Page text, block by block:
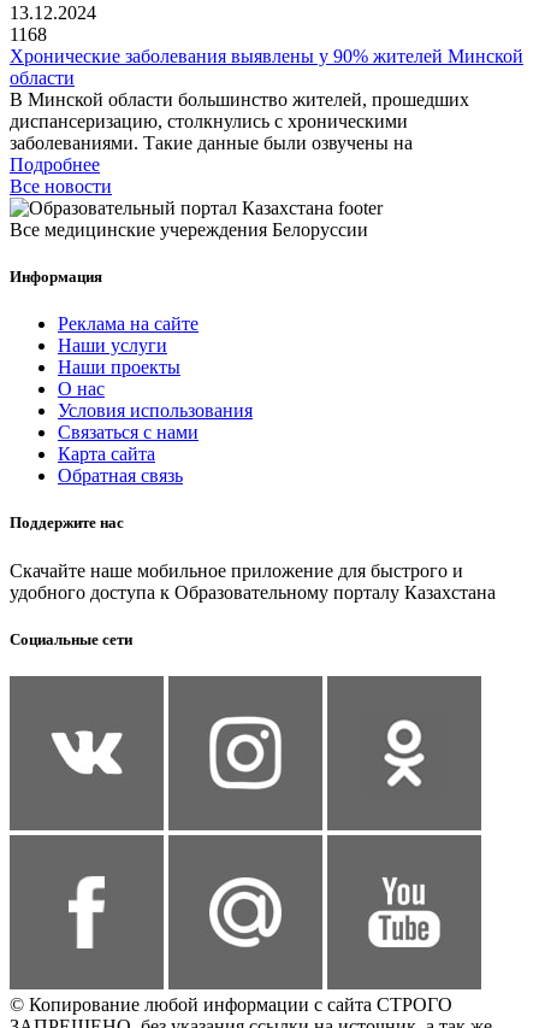
13.12.2024
1168
Хронические заболевания выявлены у 90% жителей Минской
области
В Минской области большинство жителей, прошедших
диспансеризацию, столкнулись с хроническими
заболеваниями. Такие данные были озвучены на
Подробнее
Все новости
Все медицинские учереждения Белоруссии
Информация
Реклама на сайте
Наши услуги
Наши проекты
О нас
Условия использования
Связаться с нами
Карта сайта
Обратная связь
Поддержите нас
Скачайте наше мобильное приложение для быстрого и
удобного доступа к Образовательному порталу Казахстана
Социальные сети
© Копирование любой информации с сайта СТРОГО